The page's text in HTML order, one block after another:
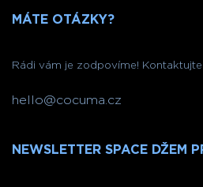
MÁTE OTÁZKY?
Rádi vám je zodpovíme!
hello@cocuma.cz
NEWSLETTER SPACE DŽEM